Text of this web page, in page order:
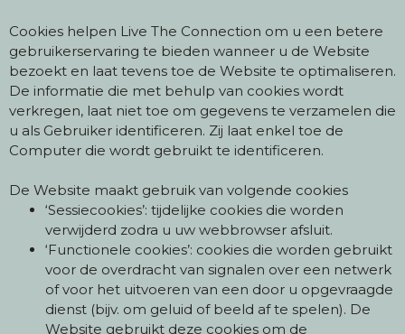
Cookies helpen Live The Connection om u een betere
gebruikerservaring te bieden wanneer u de Website
bezoekt en laat tevens toe de Website te optimaliseren.
De informatie die met behulp van cookies wordt
verkregen, laat niet toe om gegevens te verzamelen die
u als Gebruiker identificeren. Zij laat enkel toe de
Computer die wordt gebruikt te identificeren.
De Website maakt gebruik van volgende cookies
‘Sessiecookies’: tijdelijke cookies die worden
verwijderd zodra u uw webbrowser afsluit.
‘Functionele cookies’: cookies die worden gebruikt
voor de overdracht van signalen over een netwerk
of voor het uitvoeren van een door u opgevraagde
dienst (bijv. om geluid of beeld af te spelen). De
Website gebruikt deze cookies om de